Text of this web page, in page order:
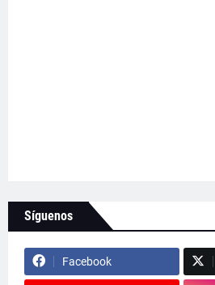
Síguenos
Facebook